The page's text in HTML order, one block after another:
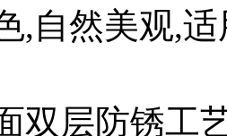
,自然美观,
双层防锈工